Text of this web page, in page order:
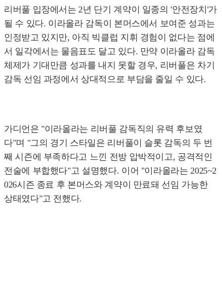
리버풀 입장에서는 2년 단기 계약이 일종의 '안전장치'가
될 수 있다. 이라올라 감독이 본머스에서 보여준 성과는
인정받고 있지만, 아직 빅클럽 지휘 경험이 없다는 점에
서 일각에서는 물음표도 달고 있다. 만약 이라올라 감독
체제가 기대만큼 성과를 내지 못할 경우, 리버풀은 차기
감독 선임 과정에서 상대적으로 부담을 줄일 수 있다.
가디언은 "이라올라는 리버풀 감독직의 유력 후보였
다"며 "그의 경기 스타일은 리버풀이 슬롯 감독의 두 번
째 시즌에 부족하다고 느낀 전방 압박적이고, 공격적인
전술에 부합했다"고 설명했다. 이어 "이라올라는 2025~2
026시즌 종료 후 본머스와 계약이 만료돼 선임 가능한
상태였다"고 전했다.